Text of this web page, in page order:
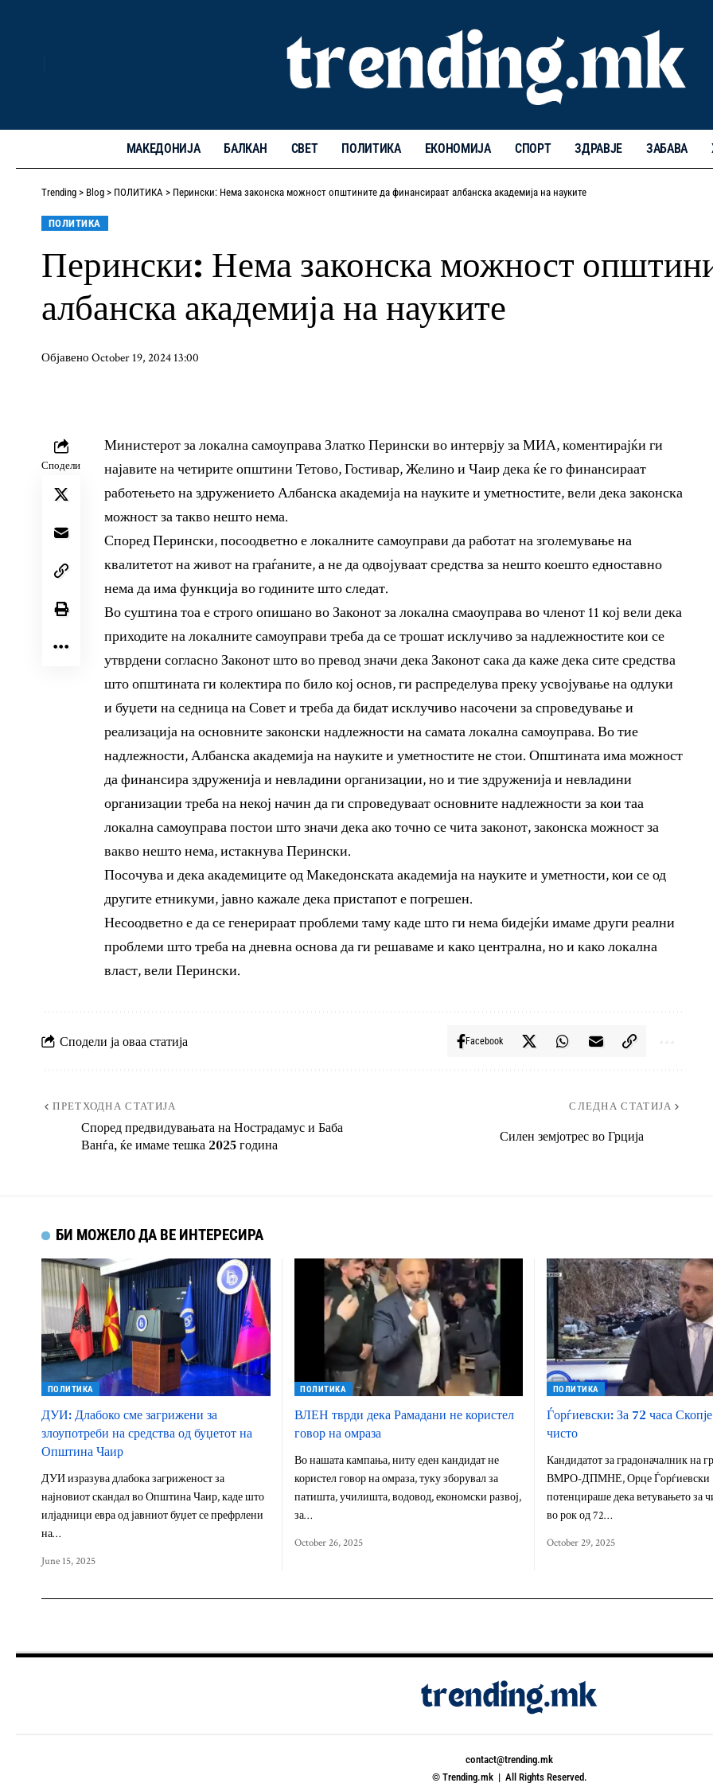
МАКЕДОНИЈА БАЛКАН СВЕТ ПОЛИТИКА ЕКОНОМИЈА СПОРТ ЗДРАВЈЕ ЗАБАВА
Trending > Blog > ПОЛИТИКА > Перински: Нема законска можност општините да финансираат албанска академија на науките
ПОЛИТИКА
Перински: Нема законска можност
албанска академија на науките
Објавено October 19, 2024 13:00
Сподели
Министерот за локална самоуправа Златко Перински во интервју за МИА, коментирајќи ги
најавите на четирите општини Тетово, Гостивар, Желино и Чаир дека ќе го финансираат
работењето на здружението Албанска академија на науките и уметностите, вели дека законска
можност за такво нешто нема.
Според Перински, посоодветно е локалните самоуправи да работат на зголемување на
квалитетот на живот на граѓаните, а не да одвојуваат средства за нешто коешто едноставно
нема да има функција во годините што следат.
Во суштина тоа е строго опишано во Законот за локална смаоуправа во членот 11 кој вели дека
приходите на локалните самоуправи треба да се трошат исклучиво за надлежностите кои се
утврдени согласно Законот што во превод значи дека Законот сака да каже дека сите средства
што општината ги колектира по било кој основ, ги распределува преку усвојување на одлуки
и буџети на седница на Совет и треба да бидат исклучиво насочени за спроведување и
реализација на основните законски надлежности на самата локална самоуправа. Во тие
надлежности, Албанска академија на науките и уметностите не стои. Општината има можност
да финансира здруженија и невладини организации, но и тие здруженија и невладини
организации треба на некој начин да ги спроведуваат основните надлежности за кои таа
локална самоуправа постои што значи дека ако точно се чита законот, законска можност за
вакво нешто нема, истакнува Перински.
Посочува и дека академиците од Македонската академија на науките и уметности, кои се од
другите етникуми, јавно кажале дека пристапот е погрешен.
Несоодветно е да се генерираат проблеми таму каде што ги нема бидејќи имаме други реални
проблеми што треба на дневна основа да ги решаваме и како централна, но и како локална
власт, вели Перински.
Сподели ја оваа статија Facebook
ПРЕТХОДНА СТАТИЈА
Според предвидувањата на Нострадамус и Баба
Ванѓа, ќе имаме тешка 2025 година
СЛЕДНА СТАТИЈА
Силен земјотрес во Грција
БИ МОЖЕЛО ДА ВЕ ИНТЕРЕСИРА
ПОЛИТИКА
ДУИ: Длабоко сме загрижени за
злоупотреби на средства од буџетот на
Општина Чаир
ДУИ изразува длабока загриженост за
најновиот скандал во Општина Чаир, каде што
илјадници евра од јавниот буџет се префрлени
на…
June 15, 2025
ПОЛИТИКА
ВЛЕН тврди дека Рамадани не користел
говор на омраза
Во нашата кампања, ниту еден кандидат не
користел говор на омраза, туку зборувал за
патишта, училишта, водовод, економски развој,
за…
October 26, 2025
ПОЛИТИКА
Ѓорѓиевски: За 72 часа
чисто
Кандидатот за градоначалник на
ВМРО-ДПМНЕ, Орце Ѓорѓиевски
потенцираше дека ветувањето за
во рок од 72…
October 29, 2025
contact@trending.mk
© Trending.mk | All Rights Reserved.